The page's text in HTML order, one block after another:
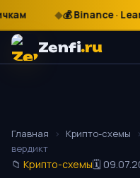
₽
$
€ 💰 Binance ·
Zenfi.ru
Главная › Крипто-схемы ›
вердикт
📁 Крипто-схемы🗓